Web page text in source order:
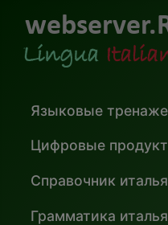
Языковые
Цифровые
Справочник
Грамматика